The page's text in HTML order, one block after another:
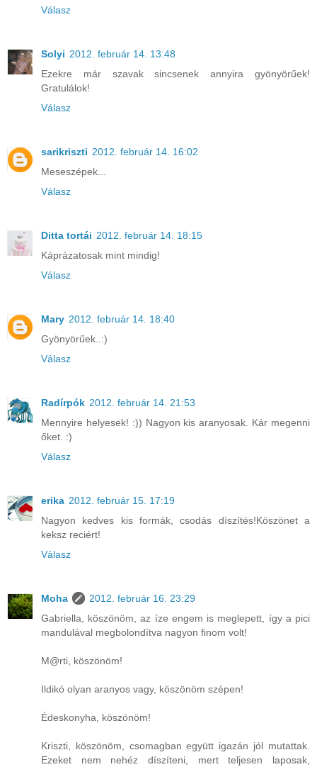
Válasz
Solyi 2012. február 14. 13:48
Ezekre már szavak sincsenek annyira gyönyörűek!
Gratulálok!
Válasz
sarikriszti 2012. február 14. 16:02
Meseszépek...
Válasz
Ditta tortái 2012. február 14. 18:15
Káprázatosak mint mindig!
Válasz
Mary 2012. február 14. 18:40
Gyönyörűek..:)
Válasz
Radírpók 2012. február 14. 21:53
Mennyire helyesek! :)) Nagyon kis aranyosak. Kár megenni
őket. :)
Válasz
erika 2012. február 15. 17:19
Nagyon kedves kis formák, csodás díszítés!Köszönet a
keksz reciért!
Válasz
Moha
2012. február 16. 23:29
Gabriella, köszönöm, az íze engem is meglepett, így a pici
mandulával megbolondítva nagyon finom volt!
M@rti, köszönöm!
Ildikó olyan aranyos vagy, köszönöm szépen!
Édeskonyha, köszönöm!
Kriszti, köszönöm, csomagban együtt igazán jól mutattak.
Ezeket nem nehéz díszíteni, mert teljesen laposak,